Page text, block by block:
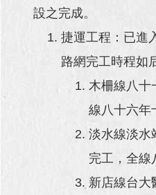
設之完成。
捷運工程：已進
路網完工時程如
木柵線八十
線八十六年
淡水線淡水
完工，全線
新店線台大